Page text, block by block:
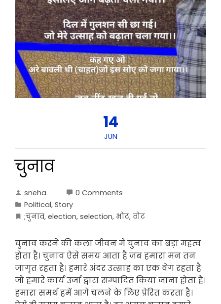
14
JUN
चुनाव
sneha
0 Comments
Political, Story
;चुनाव, election, selection, भोट, वोट
चुनाव करने की कला जीवन मे चुनाव का बड़ा महत्व
होता है। चुनाव ऐसे समय आता है जब हमारा मन तन
जागृत रहता है। हमारे अंदर उत्साह का एक वेग रहता है
जो हमारे कार्य उर्जा द्वारा सम्पादित किया जाना होता है।
हमारा समर्थ हमें आगे चलने के लिए प्रेरित करता है।